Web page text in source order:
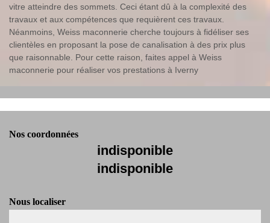
vitre atteindre des sommets. Ceci étant dû à la complexité des
travaux et aux compétences que requièrent ces travaux.
Néanmoins, Weiss maconnerie cherche toujours à fidéliser ses
clientèles en proposant la pose de canalisation à des prix plus
que raisonnable. Pour cette raison, faites appel à Weiss
maconnerie pour réaliser vos prestations à Iverny
Nos coordonnées
indisponible
indisponible
Nous localiser